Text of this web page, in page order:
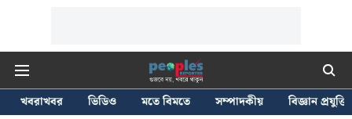
খবরাখবর ভিডিও মতে বিমতে সম্পাদকীয়
বিজ্ঞান প্রযুক্তি